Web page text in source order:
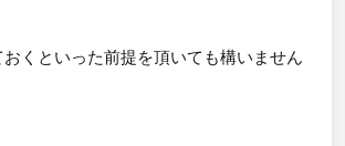
くといった前提を頂いても構いません